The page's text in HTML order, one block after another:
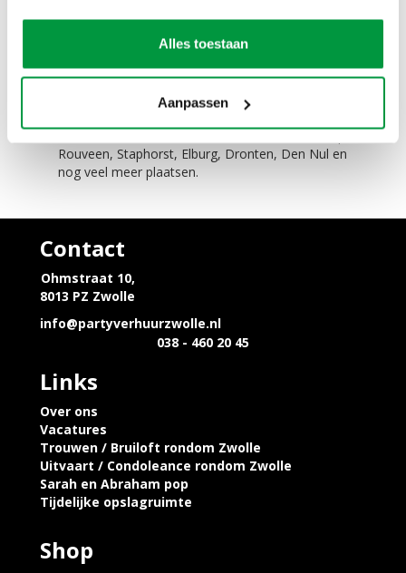
Alles toestaan
Aanpassen
Wijhe, Nieuwleusen, Dronten, Giethoorn,
Steenwijk, 't Harde, Wezep, Olst, Genemuiden,
Zwartewaterland, Heerde, Vaassen, Veessen, Epe,
Lemelerveld, Vilsteren, Oudleusen, Zwartsluis, Epe,
Rouveen, Staphorst, Elburg, Dronten, Den Nul en
nog veel meer plaatsen.
Contact
Ohmstraat 10,
8013 PZ Zwolle
info@partyverhuurzwolle.nl
038 - 460 20 45
Links
Over ons
Vacatures
Trouwen / Bruiloft rondom Zwolle
Uitvaart / Condoleance rondom Zwolle
Sarah en Abraham pop
Tijdelijke opslagruimte
Shop